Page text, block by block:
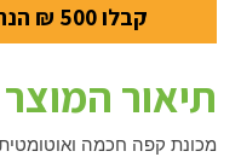
קבלו 500 ₪ הנחה עם קופון coffee500
תיאור המוצר
מכונת קפה חכמה